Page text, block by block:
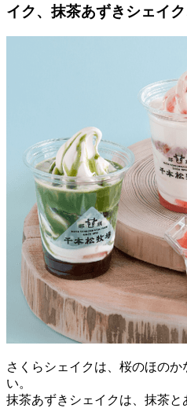
イク、抹茶あずきシェイ
さくらシェイクは、桜のほの
い。
抹茶あずきシェイクは、抹茶